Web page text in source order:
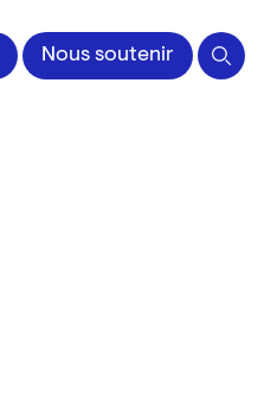
Nous soutenir